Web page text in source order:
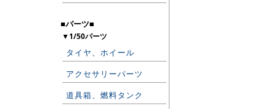
■パーツ■
▼1/50パーツ
タイヤ、ホイール
アクセサリーパーツ
道具箱、燃料タンク